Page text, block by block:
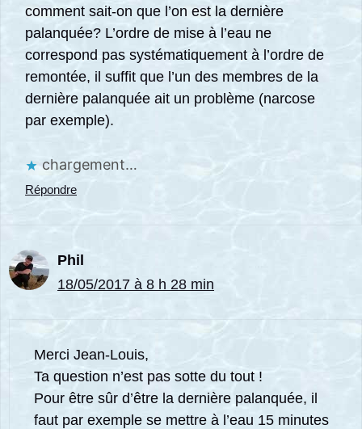
comment sait-on que l’on est la dernière
palanquée? L’ordre de mise à l’eau ne
correspond pas systématiquement à l’ordre de
remontée, il suffit que l’un des membres de la
dernière palanquée ait un problème (narcose
par exemple).
chargement…
Répondre
Phil
18/05/2017 à 8 h 28 min
Merci Jean-Louis,
Ta question n’est pas sotte du tout !
Pour être sûr d’être la dernière palanquée, il
faut par exemple se mettre à l’eau 15 minutes